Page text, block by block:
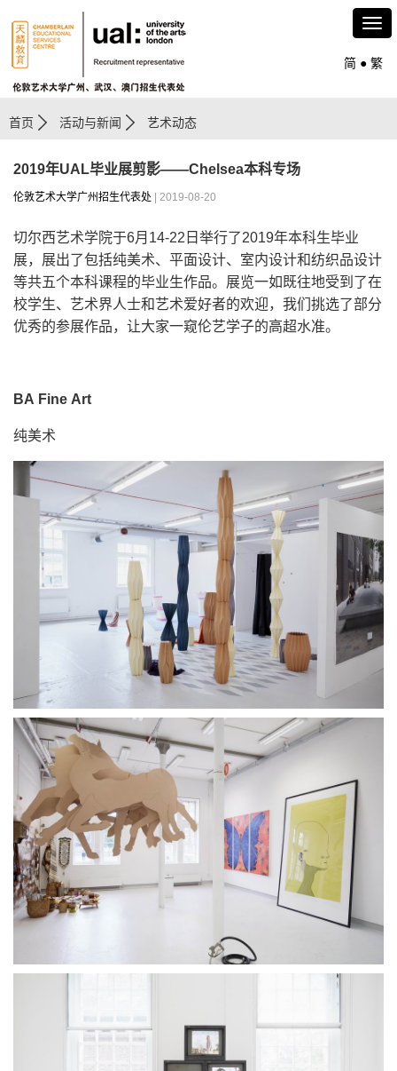
简 ● 繁
首页 活动与新闻 艺术动态
2019年UAL毕业展剪影——Chelsea本科专场
伦敦艺术大学广州招生代表处 | 2019-08-20
切尔西艺术学院于6月14-22日举行了2019年本科生毕业
展，展出了包括纯美术、平面设计、室内设计和纺织品设计
等共五个本科课程的毕业生作品。展览一如既往地受到了在
校学生、艺术界人士和艺术爱好者的欢迎，我们挑选了部分
优秀的参展作品，让大家一窥伦艺学子的高超水准。
BA Fine Art
纯美术